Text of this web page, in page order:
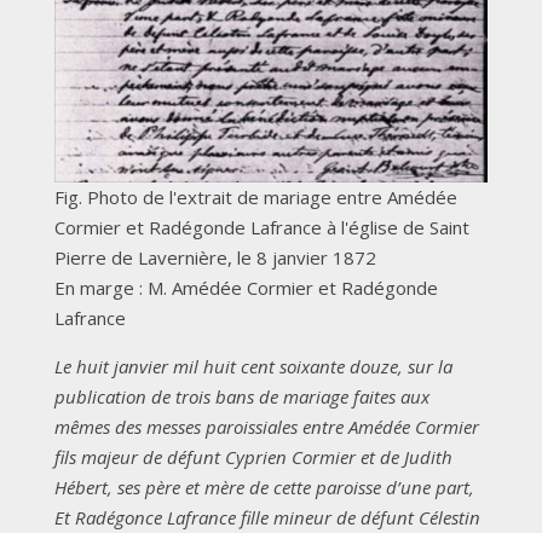
Fig. Photo de l'extrait de mariage entre Amédée
Cormier et Radégonde Lafrance à l'église de Saint
Pierre de Lavernière, le 8 janvier 1872
En marge : M. Amédée Cormier et Radégonde
Lafrance
Le huit janvier mil huit cent soixante douze, sur la
publication de trois bans de mariage faites aux
mêmes des messes paroissiales entre Amédée Cormier
fils majeur de défunt Cyprien Cormier et de Judith
Hébert, ses père et mère de cette paroisse d’une part,
Et Radégonce Lafrance fille mineur de défunt Célestin